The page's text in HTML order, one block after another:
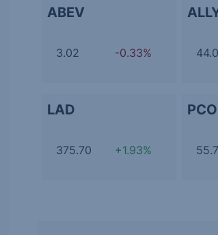
ABEV
3.02 -0.33%
LAD
375.70 +1.93%